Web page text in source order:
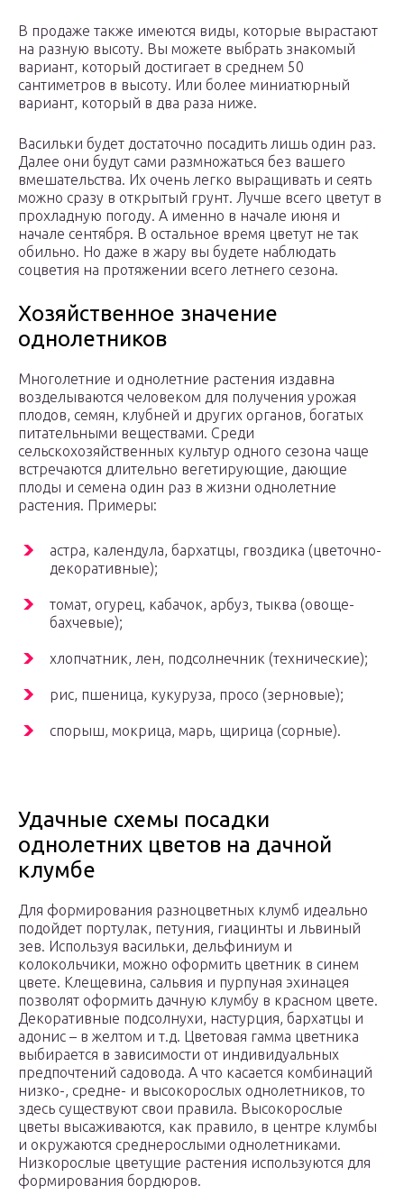
В продаже также имеются виды, которые вырастают
на разную высоту. Вы можете выбрать знакомый
вариант, который достигает в среднем 50
сантиметров в высоту. Или более миниатюрный
вариант, который в два раза ниже.
Васильки будет достаточно посадить лишь один раз.
Далее они будут сами размножаться без вашего
вмешательства. Их очень легко выращивать и сеять
можно сразу в открытый грунт. Лучше всего цветут в
прохладную погоду. А именно в начале июня и
начале сентября. В остальное время цветут не так
обильно. Но даже в жару вы будете наблюдать
соцветия на протяжении всего летнего сезона.
Хозяйственное значение
однолетников
Многолетние и однолетние растения издавна
возделываются человеком для получения урожая
плодов, семян, клубней и других органов, богатых
питательными веществами. Среди
сельскохозяйственных культур одного сезона чаще
встречаются длительно вегетирующие, дающие
плоды и семена один раз в жизни однолетние
растения. Примеры:
астра, календула, бархатцы, гвоздика (цветочно-
декоративные);
томат, огурец, кабачок, арбуз, тыква (овоще-
бахчевые);
хлопчатник, лен, подсолнечник (технические);
рис, пшеница, кукуруза, просо (зерновые);
спорыш, мокрица, марь, щирица (сорные).
Удачные схемы посадки
однолетних цветов на дачной
клумбе
Для формирования разноцветных клумб идеально
подойдет портулак, петуния, гиацинты и львиный
зев. Используя васильки, дельфиниум и
колокольчики, можно оформить цветник в синем
цвете. Клещевина, сальвия и пурпуная эхинацея
позволят оформить дачную клумбу в красном цвете.
Декоративные подсолнухи, настурция, бархатцы и
адонис – в желтом и т.д. Цветовая гамма цветника
выбирается в зависимости от индивидуальных
предпочтений садовода. А что касается комбинаций
низко-, средне- и высокорослых однолетников, то
здесь существуют свои правила. Высокорослые
цветы высаживаются, как правило, в центре клумбы
и окружаются среднерослыми однолетниками.
Низкорослые цветущие растения используются для
формирования бордюров.